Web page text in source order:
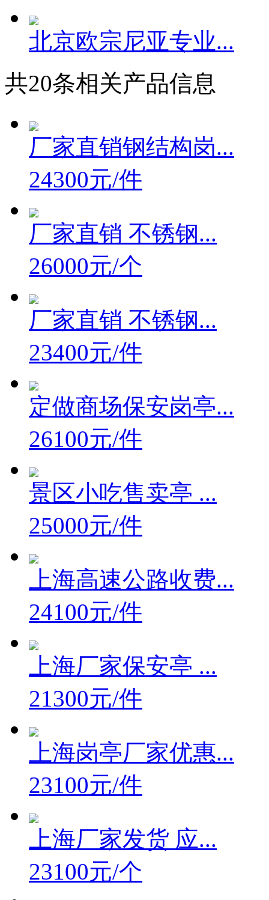
北京欧宗尼亚专业...
共20条相关产品信息
厂家直销钢结构岗...
24300元/件
厂家直销 不锈钢...
26000元/个
厂家直销 不锈钢...
23400元/件
定做商场保安岗亭...
26100元/件
景区小吃售卖亭 ...
25000元/件
上海高速公路收费...
24100元/件
上海厂家保安亭 ...
21300元/件
上海岗亭厂家优惠...
23100元/件
上海厂家发货 应...
23100元/个